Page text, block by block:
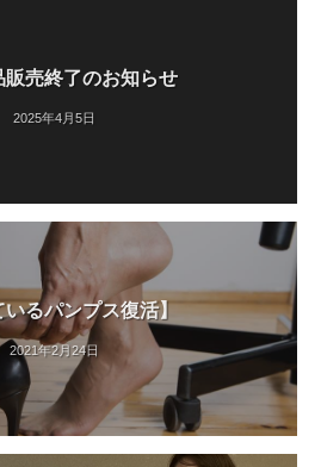
販売終了のお知らせ
2025年4月5日
いるパンプス復活】
2021年2月24日